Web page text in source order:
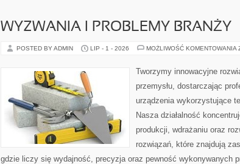
WYZWANIA I PROBLEMY BRANŻY
POSTED BY ADMIN LIP - 1 - 2026 MOŻLIWOŚĆ KOMENTOWANIA
Tworzymy innowacyjne
przemysłu, dostarczając
urządzenia wykorzystujące
Nasza działalność
produkcji, wdrażaniu oraz
rozwiązań, które znajdują
gdzie liczy się wydajność, precyzja oraz pewność wykonywanych